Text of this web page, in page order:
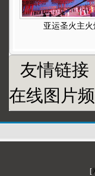
亚运圣火主
友情链接
在线图片
[